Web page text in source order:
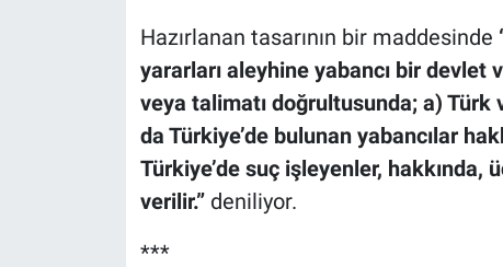
Hazırlanan tasarının bir maddesinde
yararları aleyhine yabancı bir devlet
veya talimatı doğrultusunda; a) Türk
da Türkiye’de bulunan yabancılar
Türkiye’de suç işleyenler, hakkında,
verilir.”deniliyor.
***